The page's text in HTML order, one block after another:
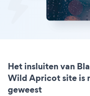
Het insluiten van
Wild Apricot site is
geweest